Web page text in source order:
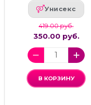
Унисекс
419.00 руб.
350.00 руб.
В КОРЗИНУ